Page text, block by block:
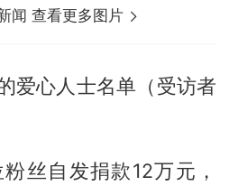
闻 查看更多图片
爱心人士名单（受访者
丝自发捐款12万元，